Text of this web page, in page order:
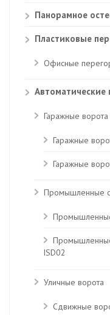
Панорамное
Пластиковые
Офисные
Автоматические
Гаражные ворота
Гаражные
Гаражные
Промышленные
ISD02
Уличные ворота
Сдвижные